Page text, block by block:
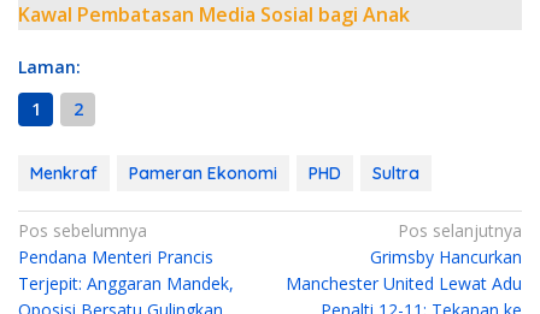
Kawal Pembatasan Media Sosial bagi Anak
Laman:
1
2
Menkraf Pameran Ekonomi PHD Sultra
N
a
v
Pos sebelumnya
Pendana Menteri Prancis
Terjepit: Anggaran Mandek,
Pos selanjutnya
Grimsby Hancurkan
Manchester United Lewat Adu